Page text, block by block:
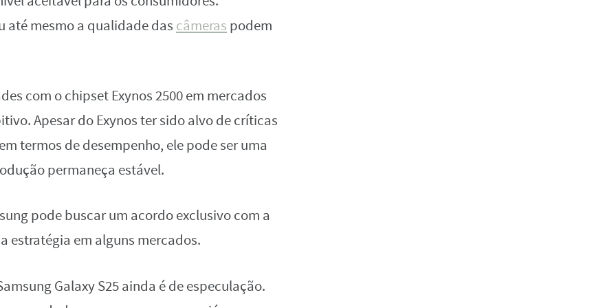
até mesmo a qualidade das câmeras podem
com o chipset Exynos 2500 em mercados
Apesar do Exynos ter sido alvo de críticas
termos de desempenho, ele pode ser uma
permaneça estável.
pode buscar um acordo exclusivo com a
estratégia em alguns mercados.
Galaxy S25 ainda é de especulação.